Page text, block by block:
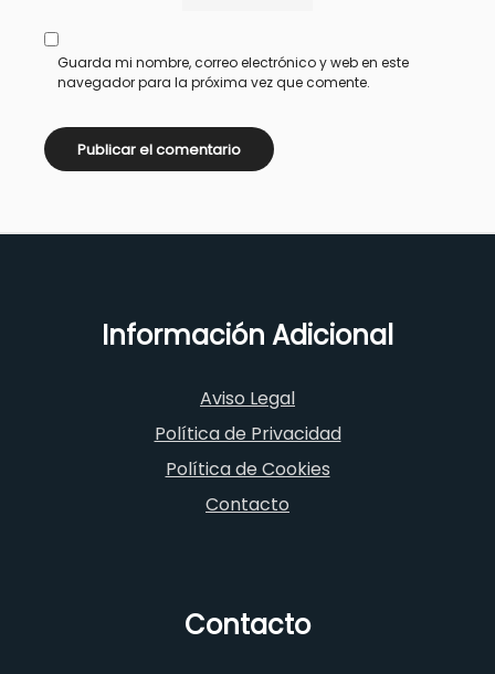
Guarda mi nombre, correo electrónico y web en este
navegador para la próxima vez que comente.
Información Adicional
Aviso Legal
Política de Privacidad
Política de Cookies
Contacto
Contacto